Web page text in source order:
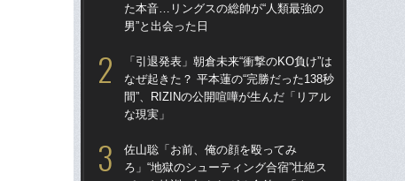
た本音…リングスの総帥が“人類最強の
男”と出会った日
「引退発表」朝倉未来“衝撃のKO負け”は
なぜ起きた？ 平本蓮の“完勝だった138秒
間”、RIZINの公開喧嘩が生んだ「リアル
な現実」
佐山聡「お前、俺の顔を殴ってみ
ろ」“地獄のシューティング合宿”壮絶ス